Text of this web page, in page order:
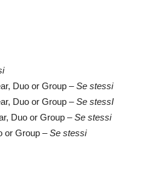
Duo or Group –Se stessi
Duo or Group –Se stessI
Duo or Group –Se stessi
or Group –Se stessi